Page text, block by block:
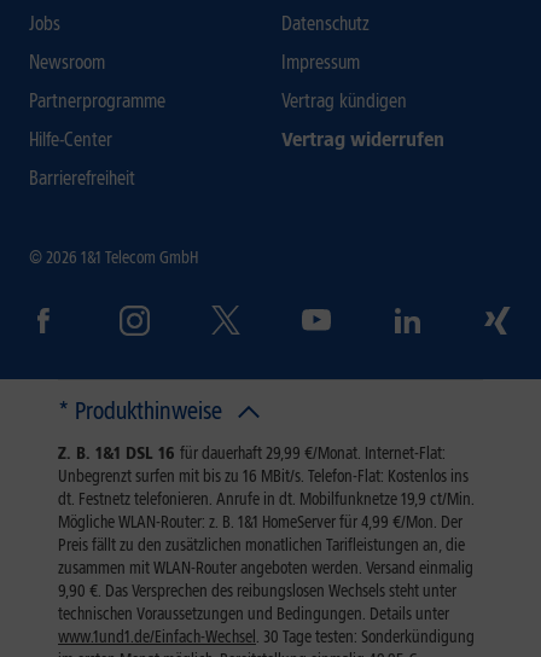
Jobs
Newsroom
Partnerprogramme
Hilfe-Center
Barrierefreiheit
Datenschutz
Impressum
Vertrag kündigen
Vertrag widerrufen
© 2026 1&1 Telecom GmbH